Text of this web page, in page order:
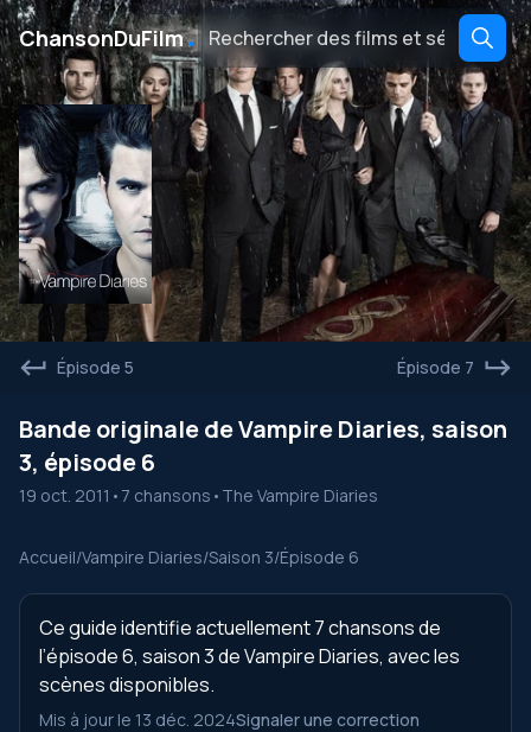
ChansonDuFilm․
Épisode 5 Épisode 7
Bande originale de Vampire Diaries, saison
3, épisode 6
19 oct. 2011 • 7 chansons • The Vampire Diaries
Accueil/Vampire Diaries/Saison 3/Épisode 6
Ce guide identifie actuellement 7 chansons de
l’épisode 6, saison 3 de Vampire Diaries, avec les
scènes disponibles.
Mis à jour le 13 déc. 2024Signaler une correction